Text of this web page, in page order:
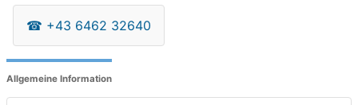
☎ +43 6462 32640
Allgemeine Information